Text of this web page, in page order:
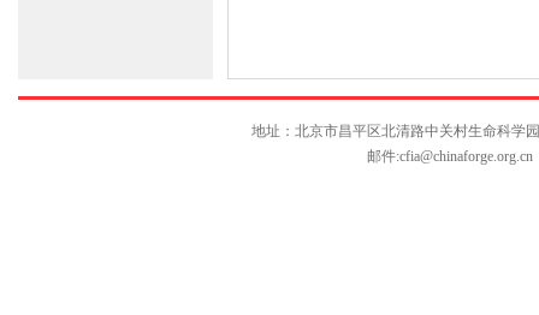
地址：北京市昌平区北清路中关村生命科学
邮件:cfia@chinaforge.org.cn